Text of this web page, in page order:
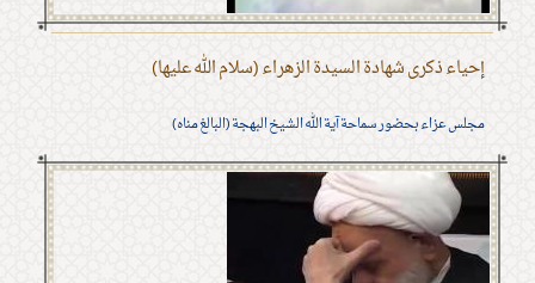
إحياء ذكرى شهادة السيدة الزهراء (سلام الله عليها)
مجلس عزاء بحضور سماحة آية الله الشيخ البهجة (البالغ مناه)